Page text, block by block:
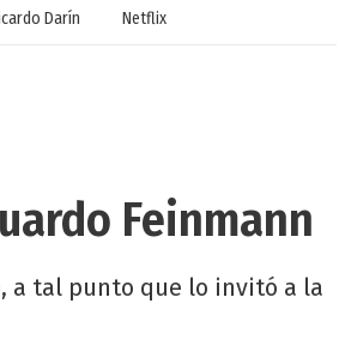
Darín Netflix
Feinmann
a tal punto que lo invitó a la